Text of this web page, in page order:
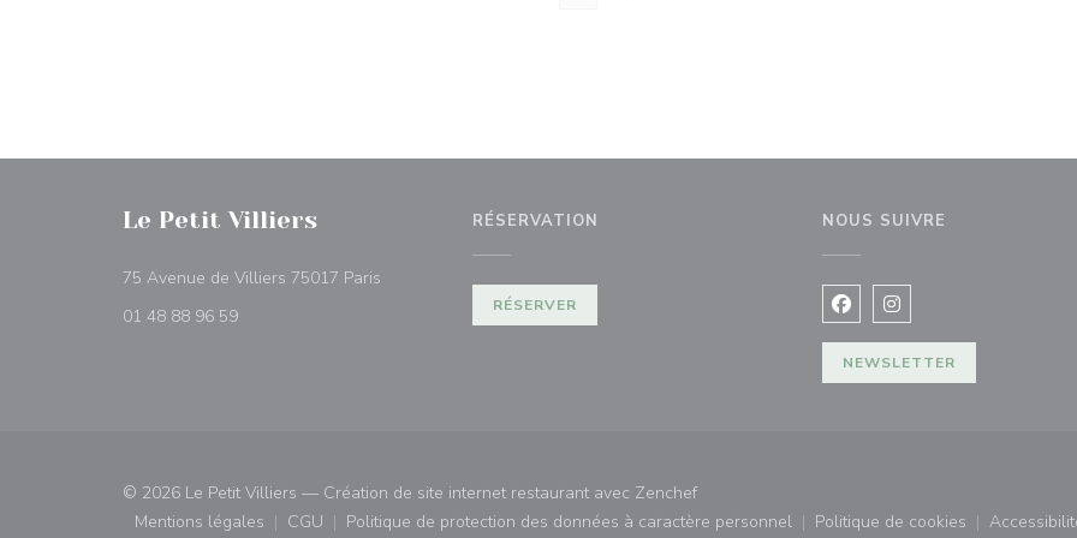
Le Petit Villiers
75 Avenue de Villiers 75017 Paris
01 48 88 96 59
RÉSERVATION
RÉSERVER
NOUS SUIVRE
Facebook ((ouvre une
Instagram ((ouvre une
NEWSLETTER
© 2026 Le Petit Villiers — Création de site internet restaurant avec Zenchef((ouvre une nouvelle fenêtre))
Mentions légales
CGU Politique de protection des données à caractère personnel Politique de cookies